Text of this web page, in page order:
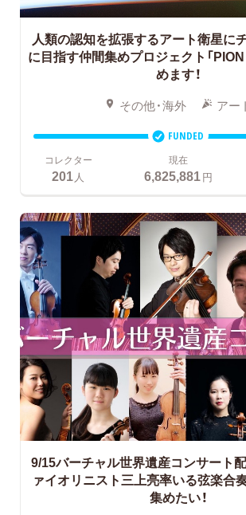
人類の認知を拡張するアート衛星に
に目指す仲間集めプロジェクト「
めます！
その他・海外 アー
FUNDED
コレクター
201 人
現在
6,825,881円
9/15バーチャル世界遺産コンサート
ァイオリニスト三上亮率いる弦楽合
集めたい！